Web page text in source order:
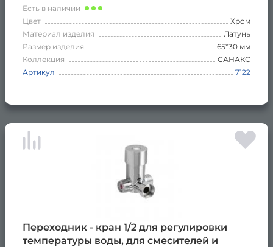
Есть в наличии
Цвет
Хром
Материал изделия
Латунь
Размер изделия
65*30 мм
Коллекция
САНАКС
Артикул
7122
Переходник - кран 1/2 для регулировки
температуры воды, для смесителей и